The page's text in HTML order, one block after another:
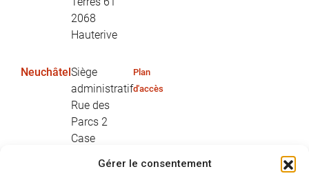
Gérer le consentement
2068
Hauterive
Neuchâtel Siège
administratif
Rue des
Parcs 2
Case
Plan
d'accès